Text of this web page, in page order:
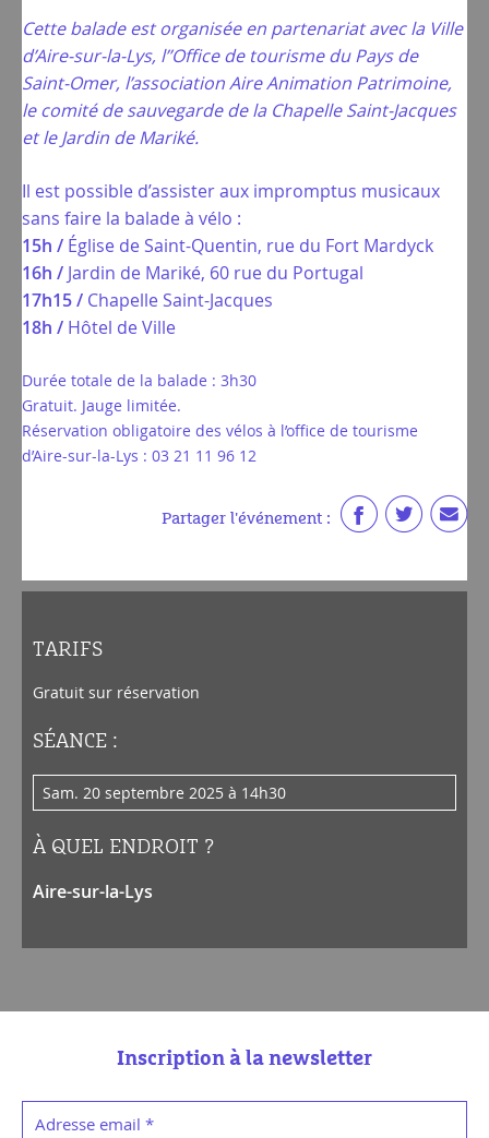
Cette balade est organisée en partenariat avec la Ville
d’Aire-sur-la-Lys, l’’Office de tourisme du Pays de
Saint-Omer, l’association Aire Animation Patrimoine,
le comité de sauvegarde de la Chapelle Saint-Jacques
et le Jardin de Mariké.
Il est possible d’assister aux impromptus musicaux
sans faire la balade à vélo :
15h / Église de Saint-Quentin, rue du Fort Mardyck
16h / Jardin de Mariké, 60 rue du Portugal
17h15 / Chapelle Saint-Jacques
18h / Hôtel de Ville
Durée totale de la balade : 3h30
Gratuit. Jauge limitée.
Réservation obligatoire des vélos à l’office de tourisme
d’Aire-sur-la-Lys : 03 21 11 96 12
Partager l'événement :
TARIFS
Gratuit sur réservation
SÉANCE :
sam. 20 septembre 2025 à 14h30
À QUEL ENDROIT ?
Aire-sur-la-Lys
Inscription à la newsletter
Adresse email *